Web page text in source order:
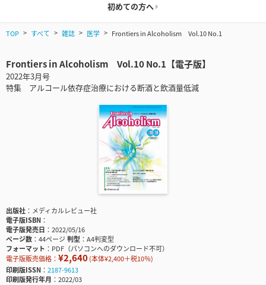
初めての方へ
TOP すべて 雑誌 医学 Frontiers in Alcoholism Vol.10 No.1
Frontiers in Alcoholism Vol.10 No.1【電子版】
2022年3月号
特集 アルコール依存症治療における断酒と飲酒量低減
出版社
メディカルレビュー社
電子版ISBN
電子版発売日
2022/05/16
ページ数
44ページ判型
A4判変型
フォーマット
PDF（パソコンへのダウンロード不可）
電子版販売価格： ¥2,640(本体¥2,400＋税10％)
印刷版ISSN
2187-9613
印刷版発行年月
2022/03